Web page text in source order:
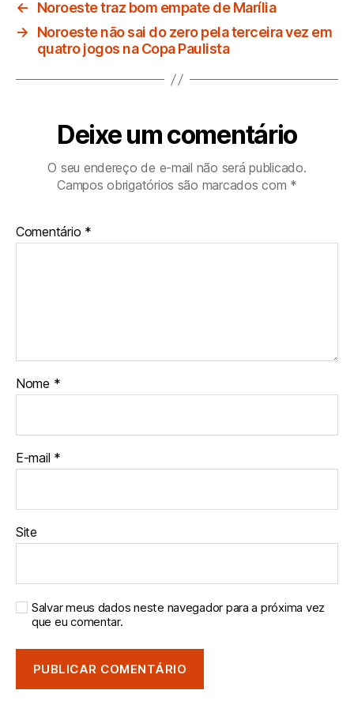
←
Noroeste traz bom empate de Marília
→
Noroeste não sai do zero pela terceira vez em
quatro jogos na Copa Paulista
Deixe um comentário
O seu endereço de e-mail não será publicado.
Campos obrigatórios são marcados com *
Comentário *
Nome *
E-mail *
Site
Salvar meus dados neste navegador para a próxima vez
que eu comentar.